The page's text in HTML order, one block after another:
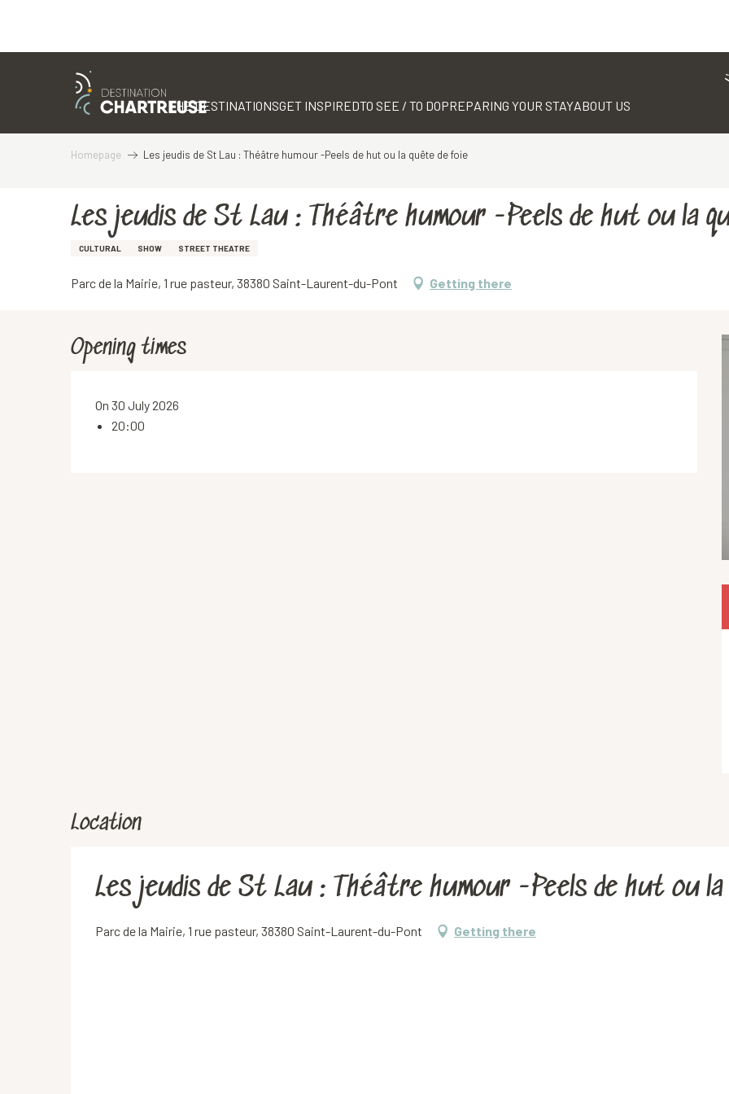
THE DESTINATIONSGET INSPIREDTO SEE / TO DOPREPARING YOUR STAYABOUT US
Homepage Les jeudis de St Lau : Théâtre humour -Peels de hut ou la quête de foie
Les jeudis de St Lau : Théâtre humour -Peels de hut ou la
CULTURAL SHOW STREET THEATRE
Parc de la Mairie, 1 rue pasteur, 38380 Saint-Laurent-du-Pont Getting there
Opening times
On 30 July 2026
20:00
Location
Les jeudis de St Lau : Théâtre humour -Peels de hut ou
Parc de la Mairie, 1 rue pasteur, 38380 Saint-Laurent-du-Pont Getting there